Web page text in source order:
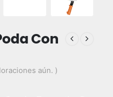
Con
aún. )